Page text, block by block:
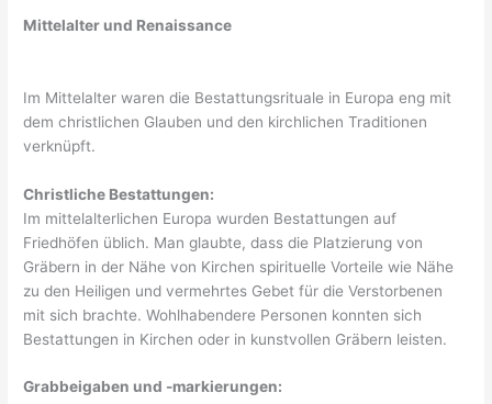
Mittelalter und Renaissance
Im Mittelalter waren die Bestattungsrituale in Europa eng mit
dem christlichen Glauben und den kirchlichen Traditionen
verknüpft.
Christliche Bestattungen:
Im mittelalterlichen Europa wurden Bestattungen auf
Friedhöfen üblich. Man glaubte, dass die Platzierung von
Gräbern in der Nähe von Kirchen spirituelle Vorteile wie Nähe
zu den Heiligen und vermehrtes Gebet für die Verstorbenen
mit sich brachte. Wohlhabendere Personen konnten sich
Bestattungen in Kirchen oder in kunstvollen Gräbern leisten.
Grabbeigaben und -markierungen: